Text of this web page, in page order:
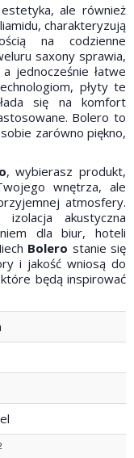
ale również
charakteryzują
na codzienne
saxony sprawia,
jednocześnie łatwe
płyty te
się na komfort
Bolero to
zarówno piękno,
, wybierasz produkt,
wnętrza, ale
atmosfery.
akustyczna
dla biur, hoteli
Bolero stanie się
i jakość wniosą do
będą inspirować